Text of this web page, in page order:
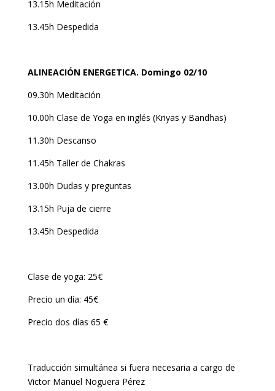
13.15h Meditación
13.45h Despedida
ALINEACIÓN ENERGETICA. Domingo 02/10
09.30h Meditación
10.00h Clase de Yoga en inglés (Kriyas y Bandhas)
11.30h Descanso
11.45h Taller de Chakras
13.00h Dudas y preguntas
13.15h Puja de cierre
13.45h Despedida
Clase de yoga: 25€
Precio un día: 45€
Precio dos días 65 €
Traducción simultánea si fuera necesaria a cargo de
Victor Manuel Noguera Pérez